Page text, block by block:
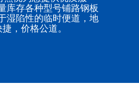
库存各种型号铺路钢板
湿陷性的临时便道，地
，价格公道。